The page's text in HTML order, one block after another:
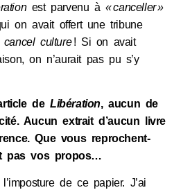
est parvenu à« canceller »
on avait offert une tribune
cancel culture! Si on avait
on n’aurait pas pu s’y
de Libération, aucun de
Aucun extrait d’aucun livre
Que vous reprochent-
pas vos propos…
de ce papier. J’ai